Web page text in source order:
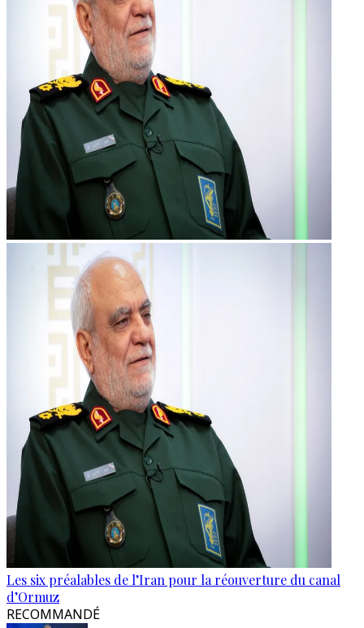
Les six préalables de l’Iran pour la réouverture du canal
d’Ormuz
RECOMMANDÉ